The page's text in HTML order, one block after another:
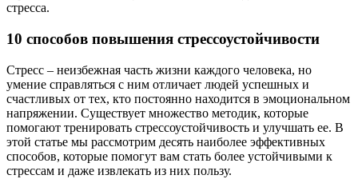
стресса.
10 способов повышения стрессоустойчивости
Стресс – неизбежная часть жизни каждого человека, но
умение справляться с ним отличает людей успешных и
счастливых от тех, кто постоянно находится в эмоциональном
напряжении. Существует множество методик, которые
помогают тренировать стрессоустойчивость и улучшать ее. В
этой статье мы рассмотрим десять наиболее эффективных
способов, которые помогут вам стать более устойчивыми к
стрессам и даже извлекать из них пользу.